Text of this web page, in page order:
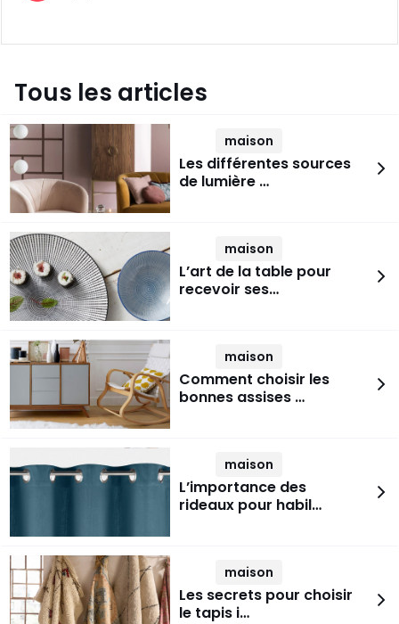
Tous les articles
maison
Les différentes sources
de lumière …
maison
L’art de la table pour
recevoir ses…
maison
Comment choisir les
bonnes assises …
maison
L’importance des
rideaux pour habil…
maison
Les secrets pour choisir
le tapis i…